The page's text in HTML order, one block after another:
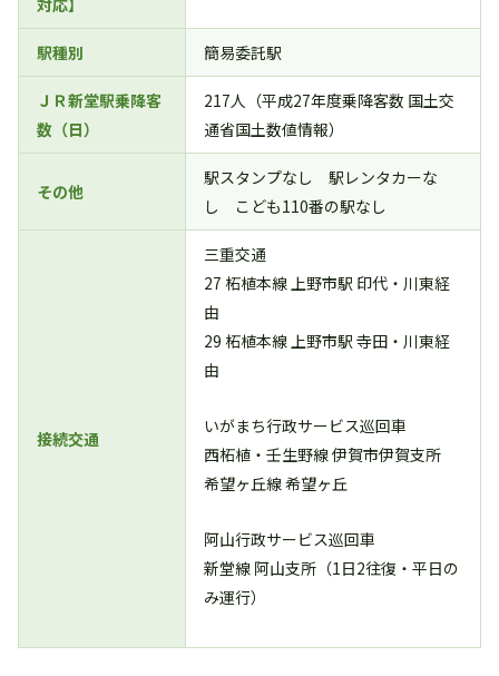
駅種別 簡易委託駅
ＪＲ新堂駅乗降客
数（日）
217人（平成27年度乗降客数 国土交
通省国土数値情報）
その他
駅スタンプなし 駅レンタカーな
し こども110番の駅なし
接続交通
三重交通
27 柘植本線 上野市駅 印代・川東経
由
29 柘植本線 上野市駅 寺田・川東経
由
いがまち行政サービス巡回車
西柘植・壬生野線 伊賀市伊賀支所
希望ヶ丘線 希望ヶ丘
阿山行政サービス巡回車
新堂線 阿山支所（1日2往復・平日の
み運行）